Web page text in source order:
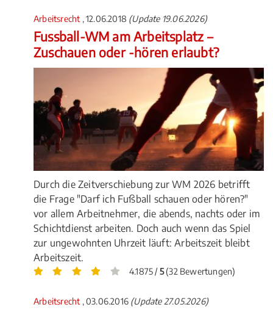
Arbeitsrecht , 12.06.2018 (Update 19.06.2026)
Fussball-WM am Arbeitsplatz –
Zuschauen oder -hören erlaubt?
Durch die Zeitverschiebung zur WM 2026 betrifft
die Frage "Darf ich Fußball schauen oder hören?"
vor allem Arbeitnehmer, die abends, nachts oder im
Schichtdienst arbeiten. Doch auch wenn das Spiel
zur ungewohnten Uhrzeit läuft: Arbeitszeit bleibt
Arbeitszeit.
4.1875 / 5(32 Bewertungen)
Arbeitsrecht , 03.06.2016 (Update 27.05.2026)